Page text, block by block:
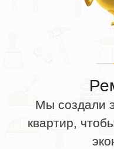
Мы создали
квартир,